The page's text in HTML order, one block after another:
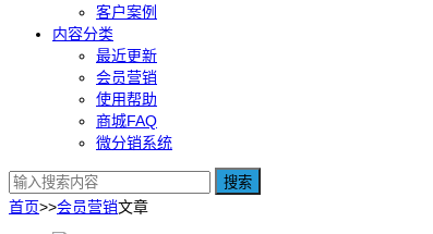
客户案例
内容分类
最近更新
会员营销
使用帮助
商城FAQ
微分销系统
搜索
首页>>会员营销文章